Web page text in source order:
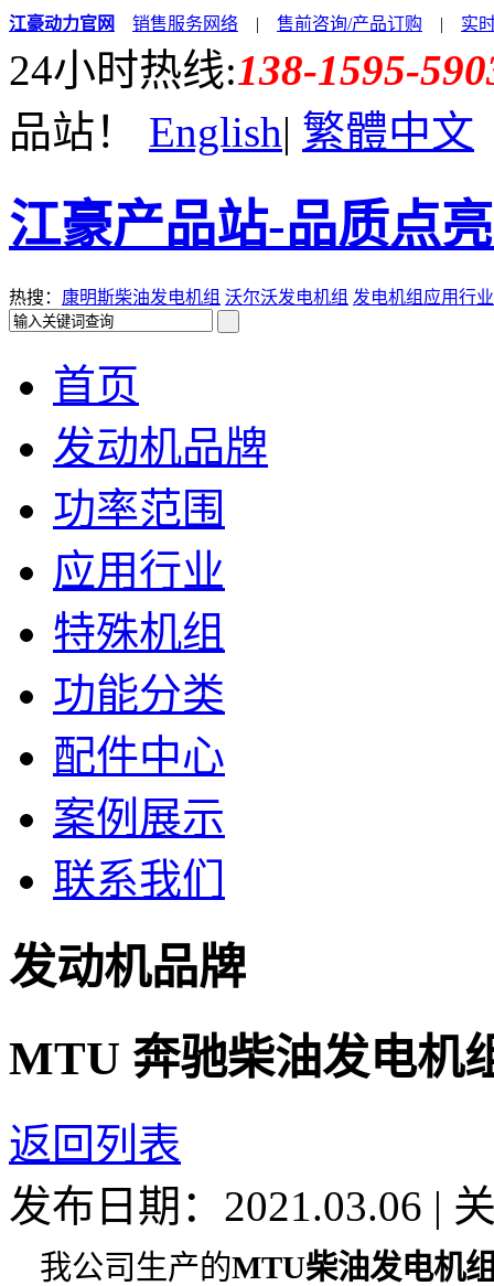
江豪动力官网 销售服务网络 | 售前咨询/产品订购 | 实
24小时热线:138-1595-
品站！ English| 繁體中文
江豪产品站-品质点
热搜： 康明斯柴油发电机组 沃尔沃发电机组 发电机组应用行业
首页
发动机品牌
功率范围
应用行业
特殊机组
功能分类
配件中心
案例展示
联系我们
发动机品牌
MTU 奔驰柴油发电机
返回列表
发布日期：2021.03.06 |
我公司生产的MTU柴油发电机